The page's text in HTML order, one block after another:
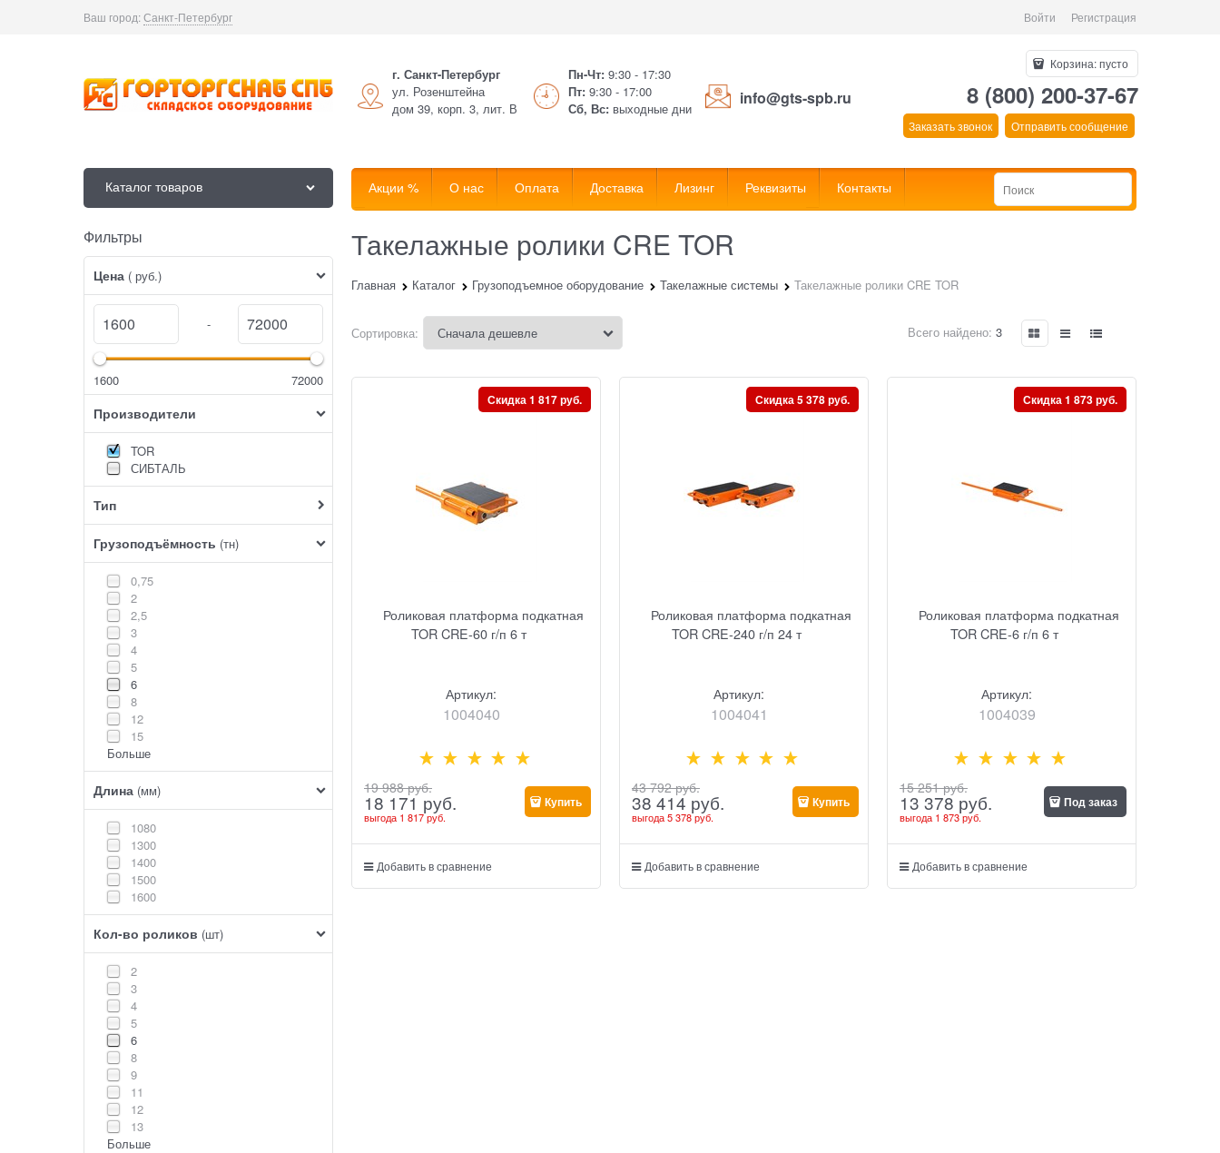
Ваш город:Санкт-Петербург Войти Регистрация
г. Санкт-Петербург
ул. Розенштейна
дом 39, корп. 3, лит. В
Пн-Чт: 9:30 - 17:30
Пт: 9:30 - 17:00
Сб, Вс: выходные дни
info@gts-spb.ru
Корзина:пусто
8 (800) 200-37-67
Заказать звонок Отправить сообщение
Каталог товаров Акции % О нас Оплата Доставка Лизинг Реквизиты Контакты
Фильтры
Цена ( руб.)
-
1600 72000
Производители
TOR
СИБТАЛЬ
Тип
Грузоподъёмность (тн)
0,75
2
2,5
3
4
5
6
8
12
15
Больше
Длина (мм)
1080
1300
1400
1500
1600
Кол-во роликов (шт)
2
3
4
5
6
8
9
11
12
13
Больше
Найдено товаров: Такелажные ролики CRE TOR
Главная Каталог Грузоподъемное оборудование Такелажные системы Такелажные ролики CRE TOR
Сортировка: Всего найдено: 3
Роликовая платформа подкатная
TOR CRE-60 г/п 6 т
Артикул:
1004040
Скидка 1 817 руб.
19 988 руб.
18 171 руб.
выгода 1 817 руб.
Купить
Добавить в сравнение
Роликовая платформа подкатная
TOR CRE-240 г/п 24 т
Артикул:
1004041
Скидка 5 378 руб.
43 792 руб.
38 414 руб.
выгода5 378 руб.
Купить
Добавить в сравнение
Роликовая платформа подкатная
TOR CRE-6 г/п 6 т
Артикул:
1004039
Скидка 1 873 руб.
15 251 руб.
13 378 руб.
выгода 1 873 руб.
Под заказ
Добавить в сравнение